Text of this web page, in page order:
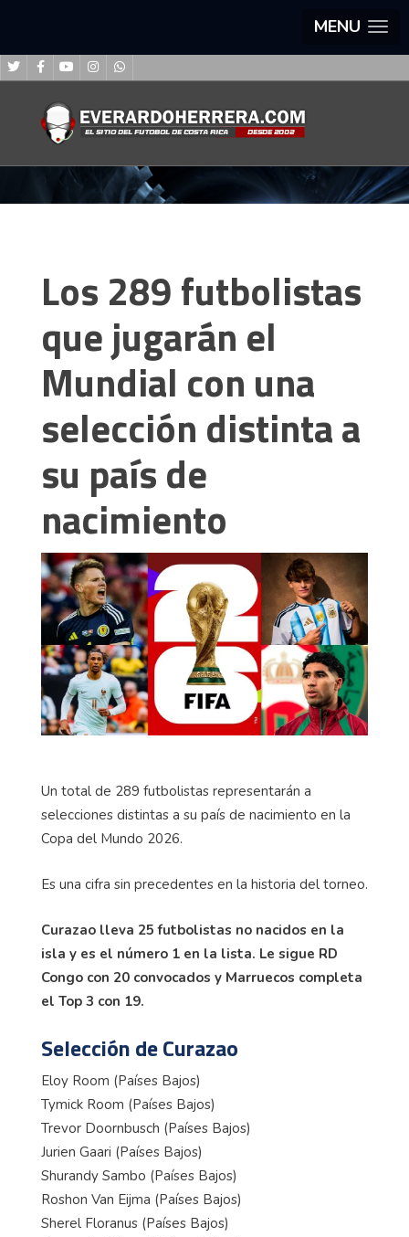
MENU
Los 289 futbolistas
que jugarán el
Mundial con una
selección distinta a
su país de
nacimiento
Un total de 289 futbolistas representarán a
selecciones distintas a su país de nacimiento en la
Copa del Mundo 2026.
Es una cifra sin precedentes en la historia del torneo.
Curazao lleva 25 futbolistas no nacidos en la
isla y es el número 1 en la lista. Le sigue RD
Congo con 20 convocados y Marruecos completa
el Top 3 con 19.
Selección de Curazao
Eloy Room (Países Bajos)
Tymick Room (Países Bajos)
Trevor Doornbusch (Países Bajos)
Jurien Gaari (Países Bajos)
Shurandy Sambo (Países Bajos)
Roshon Van Eijma (Países Bajos)
Sherel Floranus (Países Bajos)